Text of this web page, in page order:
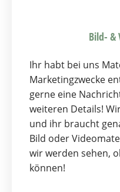
Bild- &
Ihr habt bei uns
Marketingzwecke
gerne eine
weiteren Details!
und ihr braucht
Bild oder
wir werden sehen,
können!